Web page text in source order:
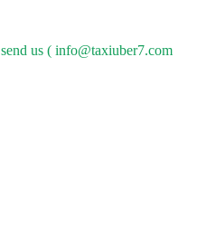
send us ( info@taxiuber7.com